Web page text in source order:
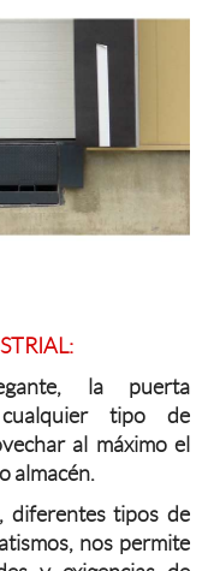
la puerta
tipo de
al máximo el
almacén.
diferentes tipos de
nos permite